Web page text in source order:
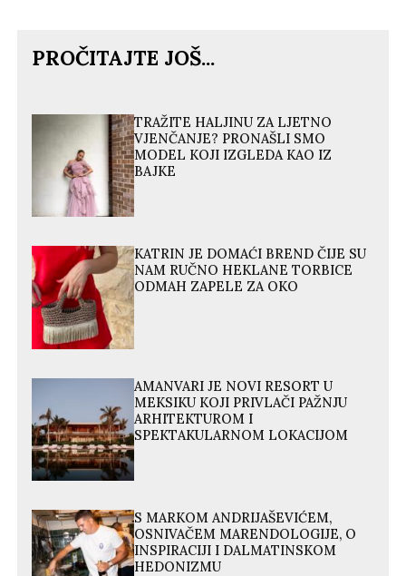
PROČITAJTE JOŠ...
TRAŽITE HALJINU ZA LJETNO
VJENČANJE? PRONAŠLI SMO
MODEL KOJI IZGLEDA KAO IZ
BAJKE
KATRIN JE DOMAĆI BREND ČIJE SU
NAM RUČNO HEKLANE TORBICE
ODMAH ZAPELE ZA OKO
AMANVARI JE NOVI RESORT U
MEKSIKU KOJI PRIVLAČI PAŽNJU
ARHITEKTUROM I
SPEKTAKULARNOM LOKACIJOM
S MARKOM ANDRIJAŠEVIĆEM,
OSNIVAČEM MARENDOLOGIJE, O
INSPIRACIJI I DALMATINSKOM
HEDONIZMU